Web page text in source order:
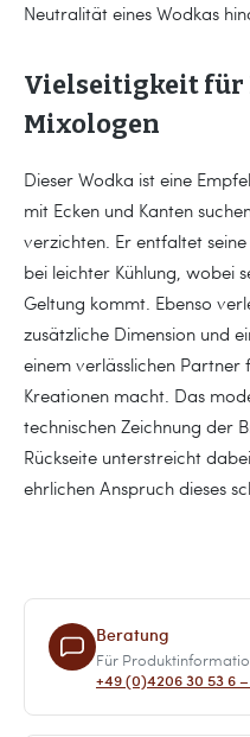
Neutralität eines Wodkas
Vielseitigkeit für
Mixologen
Dieser Wodka ist eine
mit Ecken und Kanten
verzichten. Er entfaltet
bei leichter Kühlung, wobei
Geltung kommt. Ebenso
zusätzliche Dimension und
einem verlässlichen
Kreationen macht. Das
technischen Zeichnung der
Rückseite unterstreicht
ehrlichen Anspruch dieses
Beratung
Für
+49 (0)4206 30 53 6